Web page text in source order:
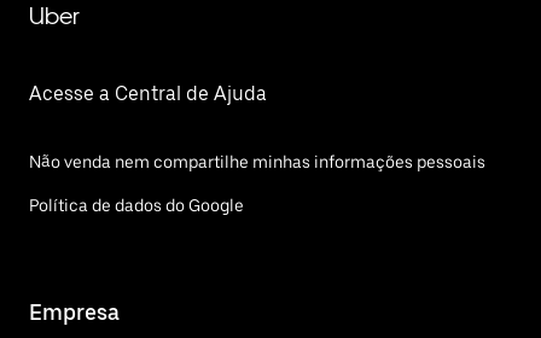
Uber
Acesse a Central de Ajuda
Não venda nem compartilhe minhas informações pessoais
Política de dados do Google
Empresa